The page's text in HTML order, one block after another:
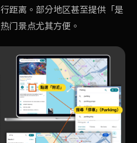
距离。部分地区甚至提供「是
门景点尤其方便。